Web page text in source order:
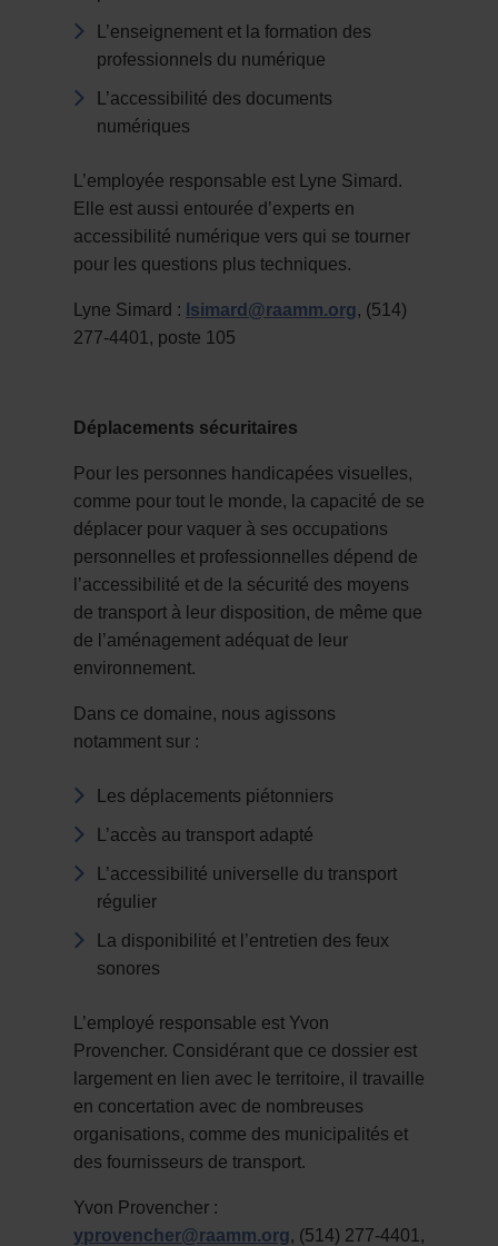
L’enseignement et la formation des
professionnels du numérique
L’accessibilité des documents
numériques
L’employée responsable est Lyne Simard.
Elle est aussi entourée d’experts en
accessibilité numérique vers qui se tourner
pour les questions plus techniques.
Lyne Simard : lsimard@raamm.org, (514)
277-4401, poste 105
Déplacements sécuritaires
Pour les personnes handicapées visuelles,
comme pour tout le monde, la capacité de se
déplacer pour vaquer à ses occupations
personnelles et professionnelles dépend de
l’accessibilité et de la sécurité des moyens
de transport à leur disposition, de même que
de l’aménagement adéquat de leur
environnement.
Dans ce domaine, nous agissons
notamment sur :
Les déplacements piétonniers
L’accès au transport adapté
L’accessibilité universelle du transport
régulier
La disponibilité et l’entretien des feux
sonores
L’employé responsable est Yvon
Provencher. Considérant que ce dossier est
largement en lien avec le territoire, il travaille
en concertation avec de nombreuses
organisations, comme des municipalités et
des fournisseurs de transport.
Yvon Provencher :
yprovencher@raamm.org, (514) 277-4401,